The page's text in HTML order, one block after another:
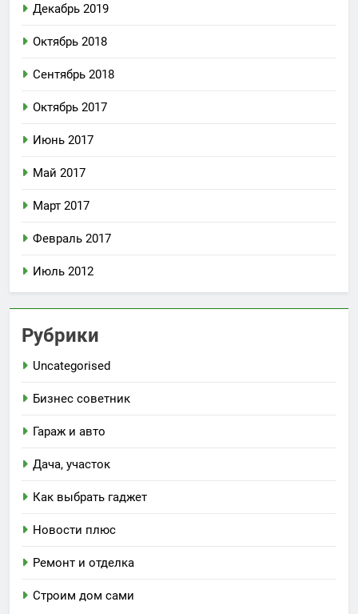
Декабрь 2019
Октябрь 2018
Сентябрь 2018
Октябрь 2017
Июнь 2017
Май 2017
Март 2017
Февраль 2017
Июль 2012
Рубрики
Uncategorised
Бизнес советник
Гараж и авто
Дача, участок
Как выбрать гаджет
Новости плюс
Ремонт и отделка
Строим дом сами